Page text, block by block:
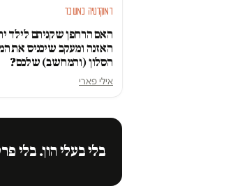
דמוקרטיה במשבר
האם הרחפן שקניתם לילד
האזנה ומעקב שיכניס את
הסלון (והמחשב) שלכם?
אילי פארי
בלי בעלי הון. בלי